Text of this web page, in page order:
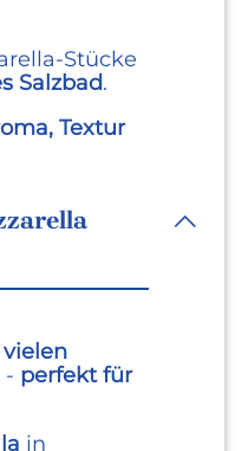
Salzbad.
Textur
vielen
- perfekt für
in